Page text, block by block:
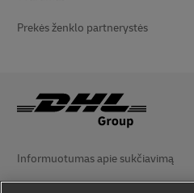
Prekės ženklo partnerystės
Informuotumas apie sukčiavimą